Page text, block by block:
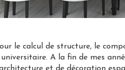
le calcul de structure, le
A la fin de mes